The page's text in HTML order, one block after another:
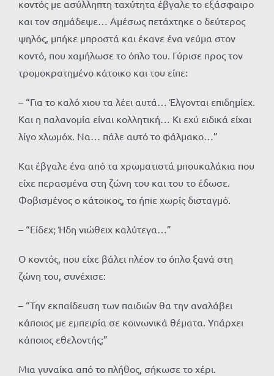
κοντός με ασύλληπτη ταχύτητα έβγαλε το εξάσφαιρο
και τον σημάδεψε… Αμέσως πετάχτηκε ο δεύτερος
ψηλός, μπήκε μπροστά και έκανε ένα νεύμα στον
κοντό, που χαμήλωσε το όπλο του. Γύρισε προς τον
τρομοκρατημένο κάτοικο και του είπε:
– “Για το καλό χιου τα λέει αυτά… Έλγονται επιδημίεχ.
Και η παλανομία είναι κολλητική… Κι εχύ ειδικά είχαι
λίγο χλωμόχ. Να… πάλε αυτό το φάλμακο…”
Και έβγαλε ένα από τα χρωματιστά μπουκαλάκια που
είχε περασμένα στη ζώνη του και του το έδωσε.
Φοβισμένος ο κάτοικος, το ήπιε χωρίς δισταγμό.
– “Είδεχ; Ήδη νιώθειχ καλύτεγα…”
Ο κοντός, που είχε βάλει πλέον το όπλο ξανά στη
ζώνη του, συνέχισε:
– “Την εκπαίδευση των παιδιών θα την αναλάβει
κάποιος με εμπειρία σε κοινωνικά θέματα. Υπάρχει
κάποιος εθελοντής;”
Μια γυναίκα από το πλήθος, σήκωσε το χέρι.